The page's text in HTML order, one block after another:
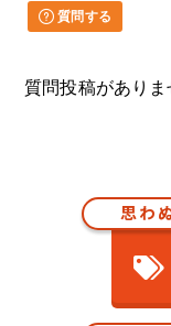
質問する
質問投稿があり
思わ